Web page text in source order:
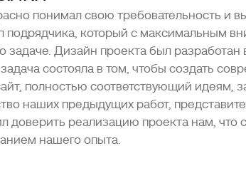
понимал свою требовательность и
подрядчика, который с максимальным
задаче. Дизайн проекта был
состояла в том, чтобы создать
полностью соответствующий идеям,
наших предыдущих работ,
доверить реализацию проекта нам, что
нашего опыта.